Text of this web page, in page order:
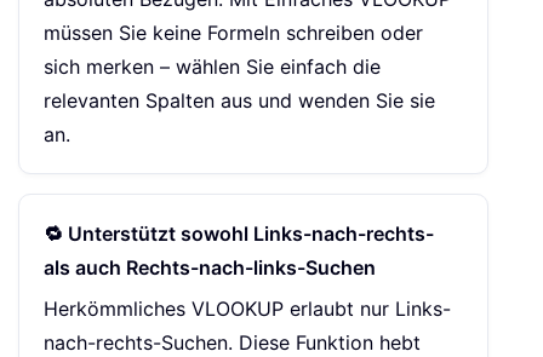
müssen Sie keine Formeln schreiben oder
sich merken – wählen Sie einfach die
relevanten Spalten aus und wenden Sie sie
an.
🔁 Unterstützt sowohl Links-nach-rechts-
als auch Rechts-nach-links-Suchen
Herkömmliches VLOOKUP erlaubt nur Links-
nach-rechts-Suchen. Diese Funktion hebt